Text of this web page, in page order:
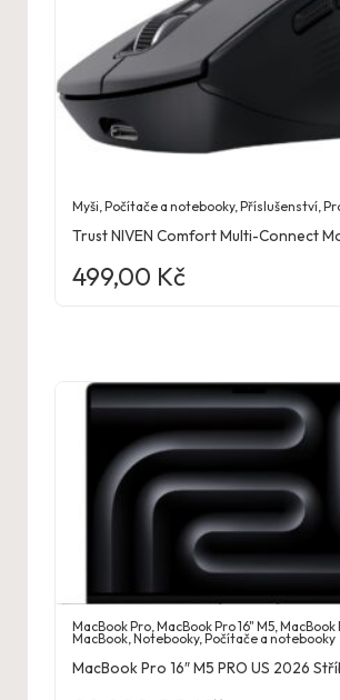
Myši,Počítače a notebooky,Příslušenství,
Trust NIVEN Comfort Multi-Connect
499,00 Kč
MacBook Pro,MacBook Pro 16" M5,MacBook
MacBook,Notebooky,Počítače a notebooky
MacBook Pro 16″ M5 PRO US 2026